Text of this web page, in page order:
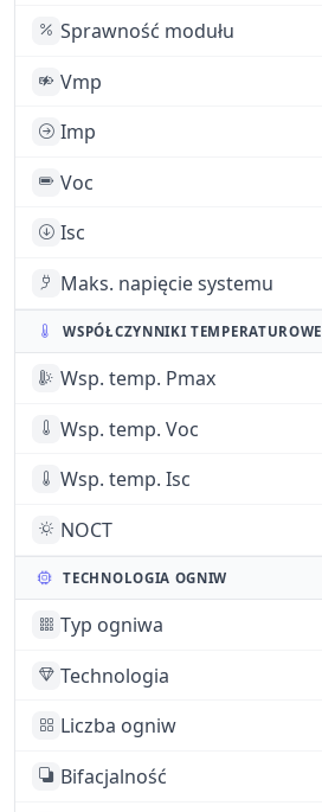
Sprawność modułu
Vmp
Imp
Voc
Isc
Maks. napięcie systemu
WSPÓŁCZYNNIKI TEMPERATUROWE
Wsp. temp. Pmax
Wsp. temp. Voc
Wsp. temp. Isc
NOCT
TECHNOLOGIA OGNIW
Typ ogniwa
Technologia
Liczba ogniw
Bifacjalność